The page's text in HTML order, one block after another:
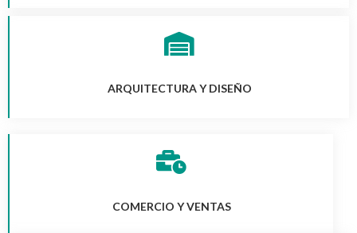
ARQUITECTURA Y DISEÑO
COMERCIO Y VENTAS